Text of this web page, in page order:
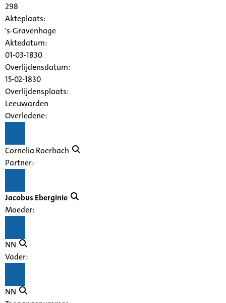
298
Akteplaats:
's-Gravenhage
Aktedatum:
01-03-1830
Overlijdensdatum:
15-02-1830
Overlijdensplaats:
Leeuwarden
Overledene:
Cornelia Roerbach
Partner:
Jacobus Eberginie
Moeder:
NN
Vader:
NN